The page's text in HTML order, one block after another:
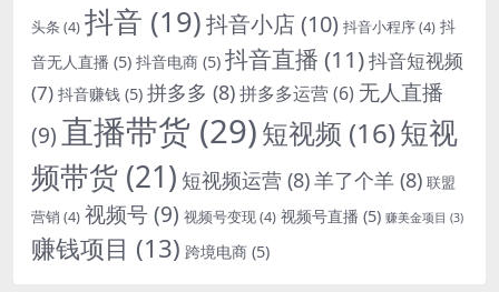
头条 (4) 抖音 (19)抖音小店(10) 抖音小程序(4) 抖
音无人直播 (5) 抖音电商 (5) 抖音直播 (11)抖音短视频
(7) 抖音赚钱 (5) 拼多多 (8)拼多多运营(6) 无人直播
(9) 直播带货 (29)短视频 (16)短视
频带货 (21) 短视频运营 (8)羊了个羊 (8) 联盟
营销 (4) 视频号(9) 视频号变现(4) 视频号直播 (5) 赚美金项目 (3)
赚钱项目 (13) 跨境电商 (5)